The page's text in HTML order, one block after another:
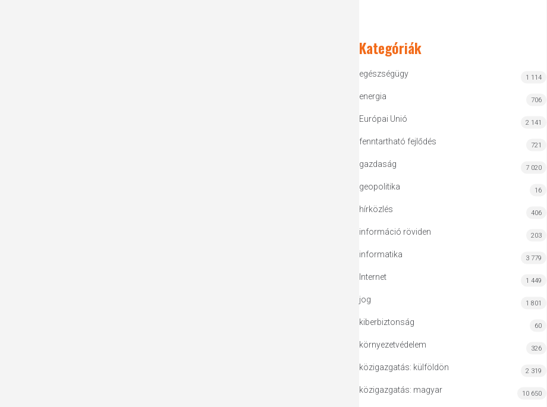
Kategóriák
egészségügy 1 114
energia 706
Európai Unió 2 141
fenntartható fejlődés 721
gazdaság 7 020
geopolitika 16
hírközlés 406
információ röviden 203
informatika 3 779
Internet 1 449
jog 1 801
kiberbiztonság 60
környezetvédelem 326
közigazgatás: külföldön 2 319
közigazgatás: magyar 10 650